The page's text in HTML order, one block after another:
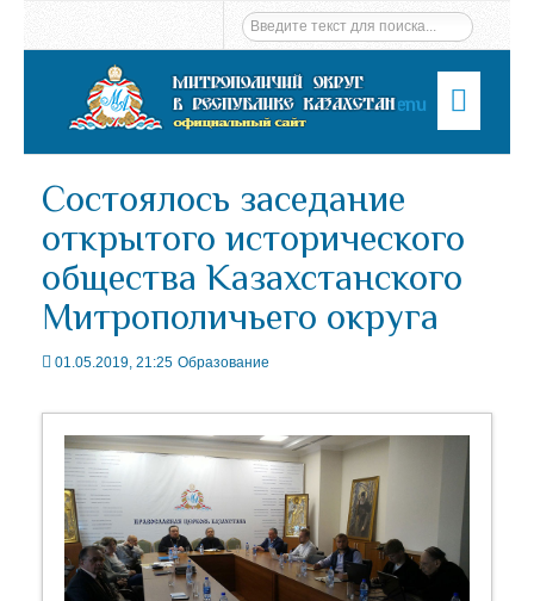
Menu
Состоялось заседание
открытого исторического
общества Казахстанского
Митрополичьего округа
01.05.2019, 21:25 Образование